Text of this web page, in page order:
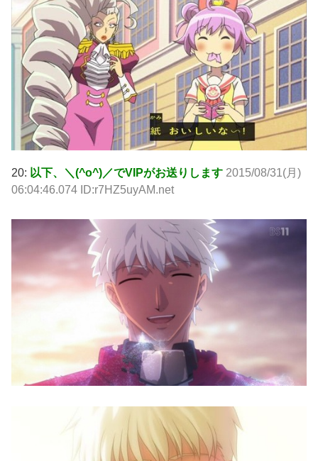
20: 以下、＼(^o^)／でVIPがお送りします 2015/08/31(月)
06:04:46.074 ID:r7HZ5uyAM.net